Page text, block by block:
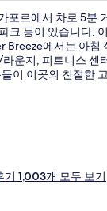
포르에서 차로 5분
크 등이 있습니다.
Breeze에서는 아침
운지, 피트니스 센
이 이곳의 친절한
우 9분만 걸으면 갈
기 1,003개 모두 보기